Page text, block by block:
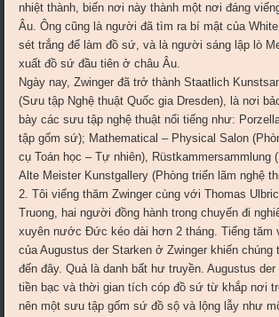
nhiệt thành, biến nơi này thành một nơi đáng
Âu. Ông cũng là người đã tìm ra bí mật của
sét trắng để làm đồ sứ, và là người sáng lập lò
xuất đồ sứ đầu tiên ở châu Âu.
Ngày nay, Zwinger đã trở thành Staatlich
(Sưu tập Nghệ thuật Quốc gia Dresden), là nơi
bày các sưu tập nghệ thuật nổi tiếng như:
tập gốm sứ); Mathematical – Physical Salon
cụ Toán học – Tự nhiên), Rüstkammersammlung
Alte Meister Kunstgallery (Phòng triển lãm nghệ
​2. Tôi viếng thăm Zwinger cùng với Thomas
Truong, hai người đồng hành trong chuyến đi
xuyên nước Đức kéo dài hơn 2 tháng. Tiếng tăm
của Augustus der Starken ở Zwinger khiến chúng
đến đây. Quả là danh bất hư truyền. Augustus
tiền bạc và thời gian tích cóp đồ sứ từ khắp nơi
nên một sưu tập gốm sứ đồ sộ và lộng lẫy như